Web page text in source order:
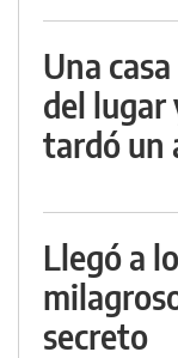
Una
del lugar
tardó un
Llegó a
secreto